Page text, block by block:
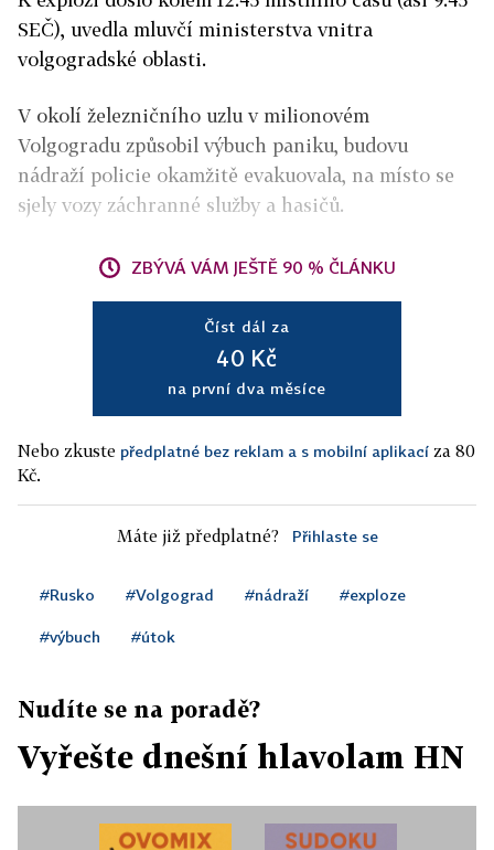
SEČ), uvedla mluvčí ministerstva vnitra
volgogradské oblasti.
V okolí železničního uzlu v milionovém
Volgogradu způsobil výbuch paniku, budovu
nádraží policie okamžitě evakuovala, na místo se
sjely vozy záchranné služby a hasičů.
ZBÝVÁ VÁM JEŠTĚ 90 % ČLÁNKU
Číst dál za
40 Kč
na první dva měsíce
Nebo zkuste předplatné bez reklam a s mobilní aplikací za 80
Kč.
Máte již předplatné? Přihlaste se
#Rusko #Volgograd #nádraží #exploze
#výbuch #útok
Nudíte se na poradě?
Vyřešte dnešní hlavolam HN